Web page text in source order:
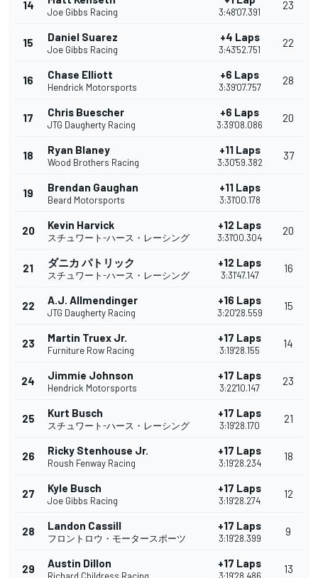
14
Joe Gibbs Racing 3:48'07.391
23
15 Daniel Suarez
Joe Gibbs Racing
+4 Laps
3:43'52.751
22
16 Chase Elliott
Hendrick Motorsports
+6 Laps
3:39'07.757
28
17 Chris Buescher
JTG Daugherty Racing
+6 Laps
3:39'08.086
20
18 Ryan Blaney
Wood Brothers Racing
+11 Laps
3:30'59.382
37
19 Brendan Gaughan
Beard Motorsports
+11 Laps
3:31'00.178
20 Kevin Harvick
スチュワート-ハース・レーシング
+12 Laps
3:31'00.304
20
21 ダニカ パトリック
スチュワート-ハース・レーシング
+12 Laps
3:31'47.147
16
22 A.J. Allmendinger
JTG Daugherty Racing
+16 Laps
3:20'28.559
15
23 Martin Truex Jr.
Furniture Row Racing
+17 Laps
3:19'28.155
14
24 Jimmie Johnson
Hendrick Motorsports
+17 Laps
3:22'10.147
23
25 Kurt Busch
スチュワート-ハース・レーシング
+17 Laps
3:19'28.170
21
26 Ricky Stenhouse Jr.
Roush Fenway Racing
+17 Laps
3:19'28.234
18
27 Kyle Busch
Joe Gibbs Racing
+17 Laps
3:19'28.274
12
28 Landon Cassill
フロントロウ・モータースポーツ
+17 Laps
3:19'28.399
9
29 Austin Dillon +17 Laps 13